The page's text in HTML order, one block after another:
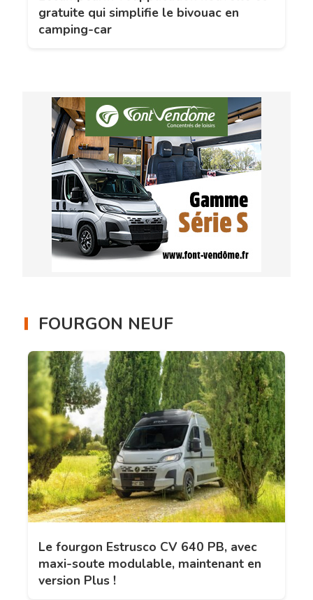
gratuite qui simplifie le bivouac en
camping-car
FOURGON NEUF
Le fourgon Estrusco CV 640 PB, avec
maxi-soute modulable, maintenant en
version Plus !